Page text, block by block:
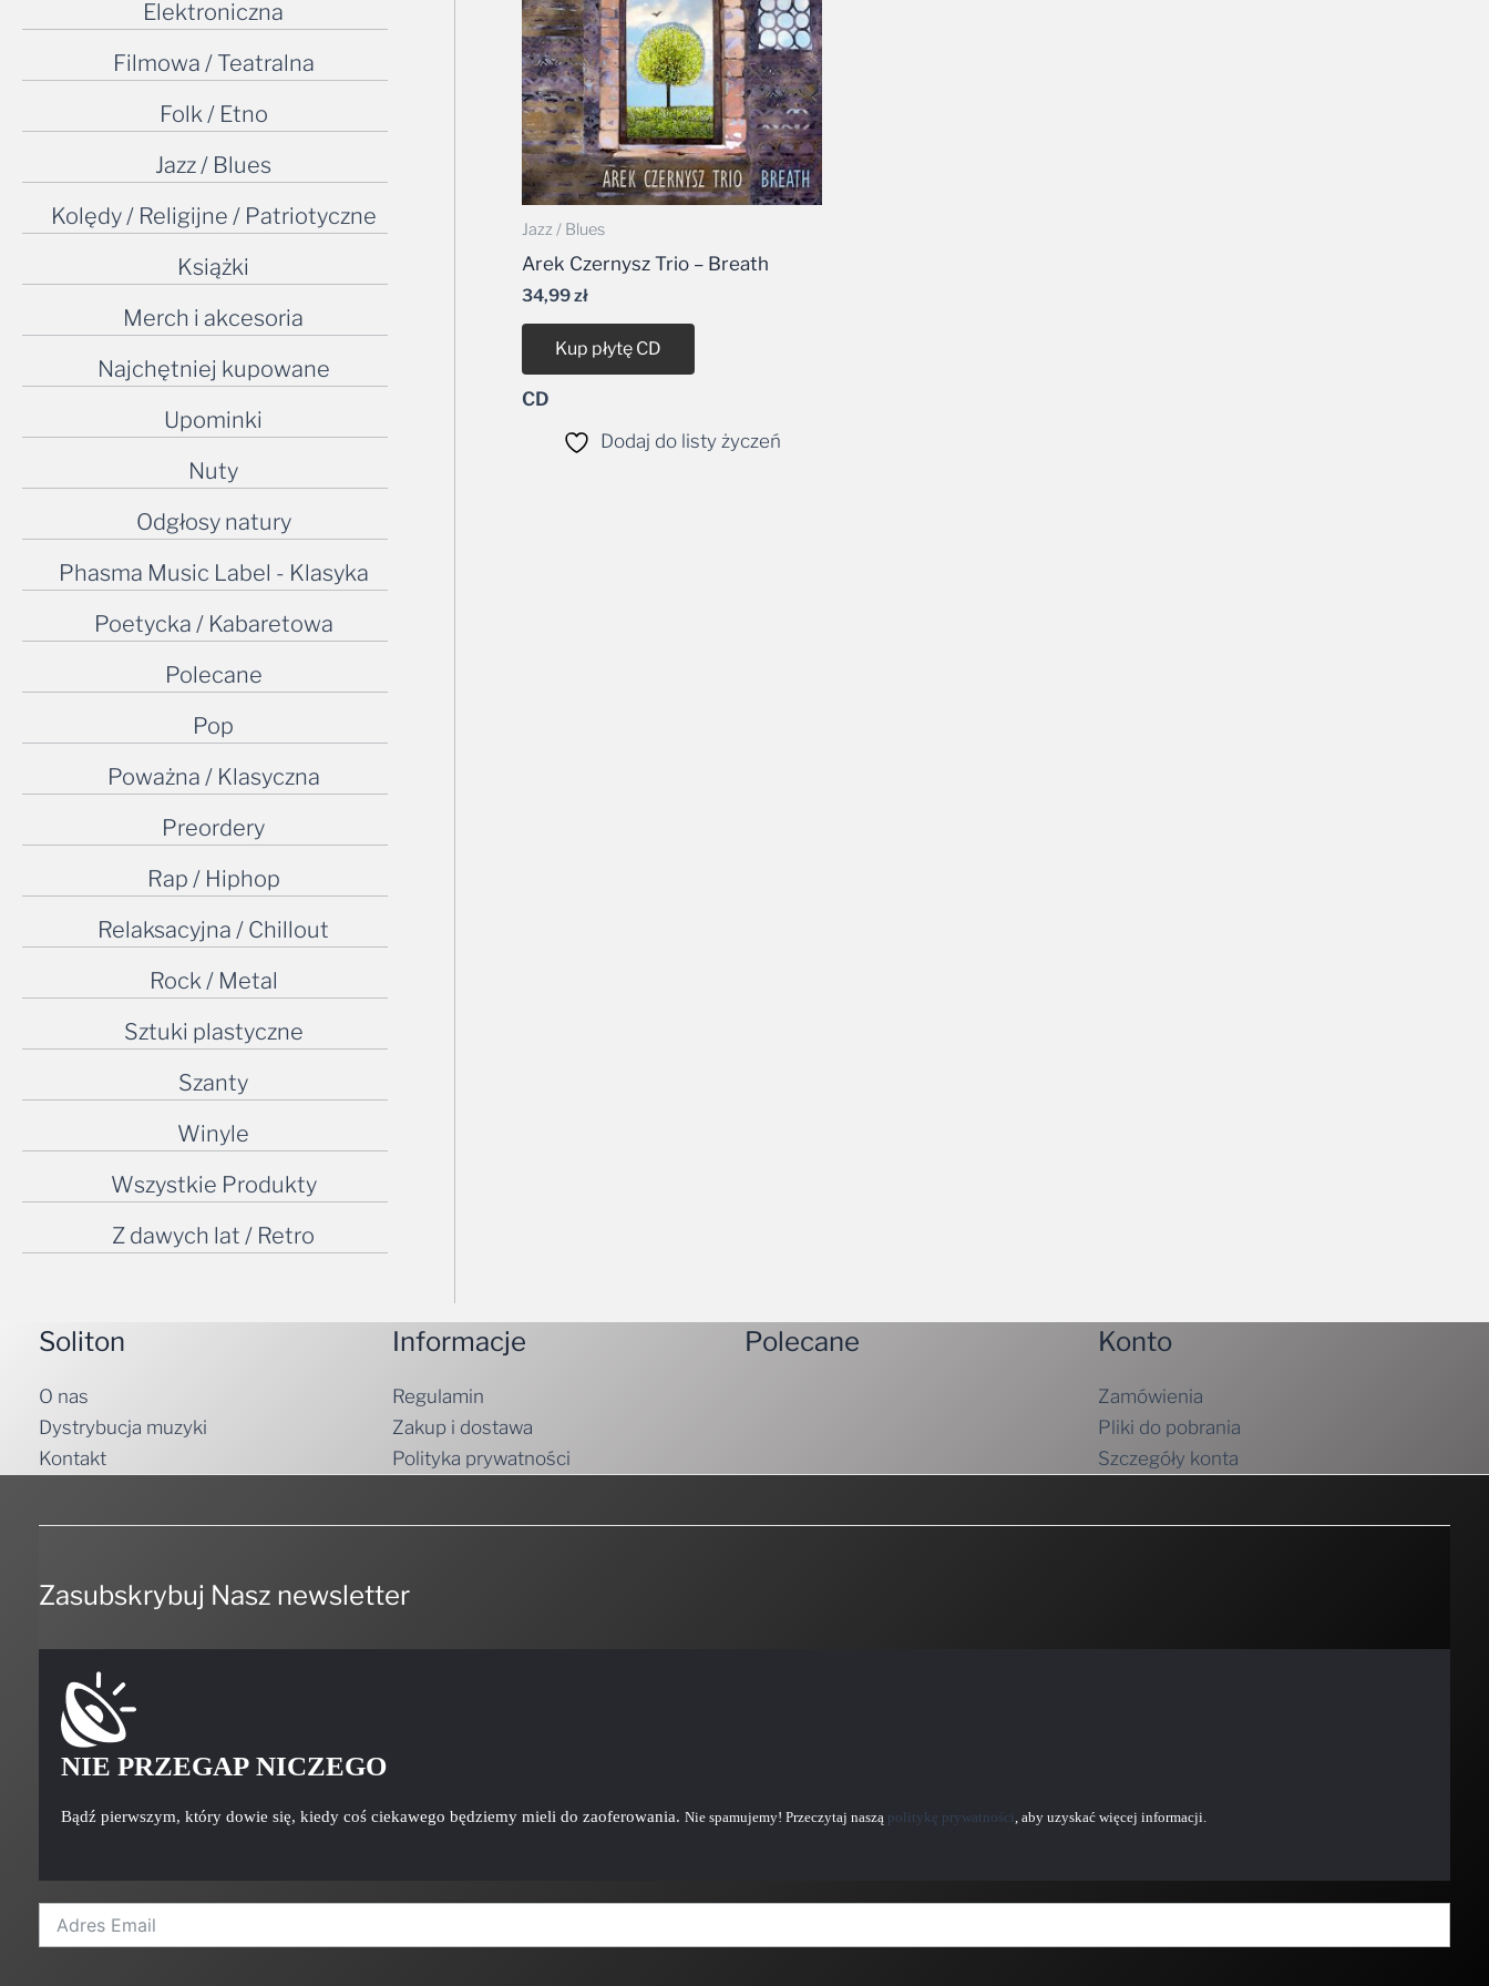
Elektroniczna
Filmowa / Teatralna
Folk / Etno
Jazz / Blues
Kolędy / Religijne / Patriotyczne
Książki
Merch i akcesoria
Najchętniej kupowane
Upominki
Nuty
Odgłosy natury
Phasma Music Label - Klasyka
Poetycka / Kabaretowa
Polecane
Pop
Poważna / Klasyczna
Preordery
Rap / Hiphop
Relaksacyjna / Chillout
Rock / Metal
Sztuki plastyczne
Szanty
Winyle
Wszystkie Produkty
Z dawych lat / Retro
Jazz / Blues
Arek Czernysz Trio – Breath
34,99zł
Kup płytę CD
CD
Dodaj do listy życzeń
Soliton
O nas
Dystrybucja muzyki
Kontakt
Informacje
Regulamin
Zakup i dostawa
Polityka prywatności
Polecane Konto
Zamówienia
Pliki do pobrania
Szczegóły konta
Zasubskrybuj Nasz newsletter
NIE PRZEGAP NICZEGO
Bądź pierwszym, który dowie się, kiedy coś ciekawego będziemy mieli do zaoferowania. Nie spamujemy! Przeczytaj naszą politykę prywatności, aby uzyskać więcej informacji.